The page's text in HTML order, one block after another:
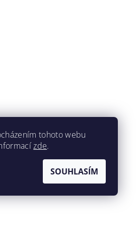
tohoto webu
zde.
SOUHLASÍM